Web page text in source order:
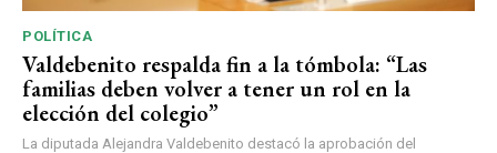
POLÍTICA
Valdebenito respalda fin a la tómbola: “Las
familias deben volver a tener un rol en la
elección del colegio”
La diputada Alejandra Valdebenito destacó la aprobación del